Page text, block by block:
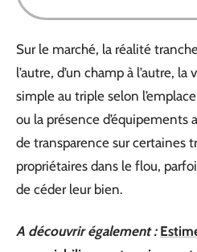
Sur le marché, la réalité
l’autre, d’un champ à l’autre,
simple au triple selon
ou la présence d’équipements
de transparence sur certaines
propriétaires dans le flou,
de céder leur bien.
A découvrir également :